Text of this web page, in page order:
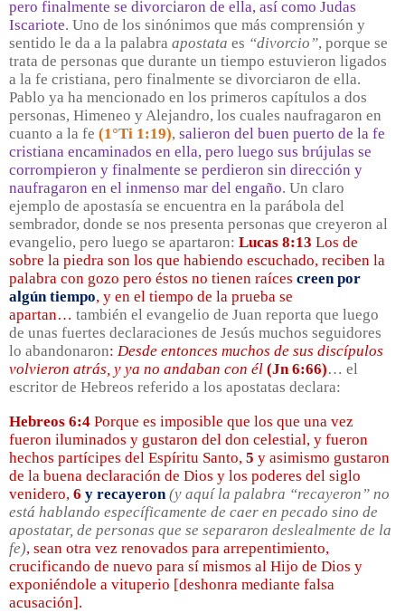
pero finalmente se divorciaron de ella, así como Judas
Iscariote. Uno de los sinónimos que más comprensión y
sentido le da a la palabra apostata es “divorcio”, porque se
trata de personas que durante un tiempo estuvieron ligados
a la fe cristiana, pero finalmente se divorciaron de ella.
Pablo ya ha mencionado en los primeros capítulos a dos
personas, Himeneo y Alejandro, los cuales naufragaron en
cuanto a la fe (1°Ti 1:19), salieron del buen puerto de la fe
cristiana encaminados en ella, pero luego sus brújulas se
corrompieron y finalmente se perdieron sin dirección y
naufragaron en el inmenso mar del engaño. Un claro
ejemplo de apostasía se encuentra en la parábola del
sembrador, donde se nos presenta personas que creyeron al
evangelio, pero luego se apartaron: Lucas 8:13 Los de
sobre la piedra son los que habiendo escuchado, reciben la
palabra con gozo pero éstos no tienen raíces creen por
algún tiempo, y en el tiempo de la prueba se
apartan… también el evangelio de Juan reporta que luego
de unas fuertes declaraciones de Jesús muchos seguidores
lo abandonaron: Desde entonces muchos de sus discípulos
volvieron atrás, y ya no andaban con él (Jn 6:66)… el
escritor de Hebreos referido a los apostatas declara:
Hebreos 6:4 Porque es imposible que los que una vez
fueron iluminados y gustaron del don celestial, y fueron
hechos partícipes del Espíritu Santo, 5 y asimismo gustaron
de la buena declaración de Dios y los poderes del siglo
venidero, 6 y recayeron (y aquí la palabra “recayeron” no
está hablando específicamente de caer en pecado sino de
apostatar, de personas que se separaron deslealmente de la
fe), sean otra vez renovados para arrepentimiento,
crucificando de nuevo para sí mismos al Hijo de Dios y
exponiéndole a vituperio [deshonra mediante falsa
acusación].